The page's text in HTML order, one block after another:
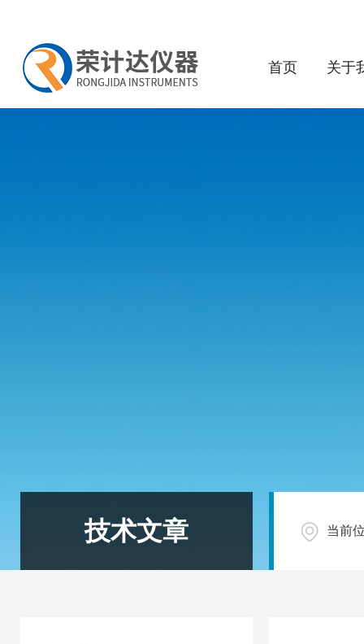
首页 关于
技术文章 当前